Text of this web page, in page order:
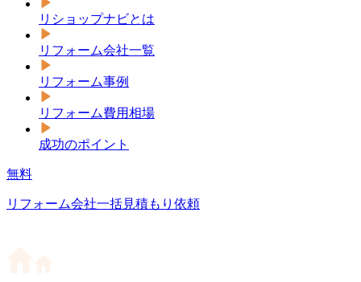
リショップナビとは
リフォーム会社一覧
リフォーム事例
リフォーム費用相場
成功のポイント
無料
リフォーム会社一括見積もり依頼